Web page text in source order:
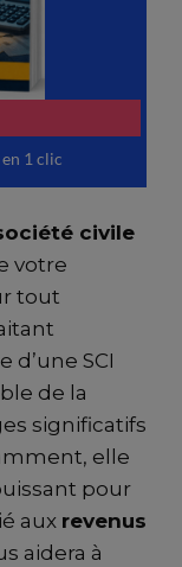
civile
votre
tout
d’une SCI
de la
significatifs
elle
pour
aux revenus
aidera à